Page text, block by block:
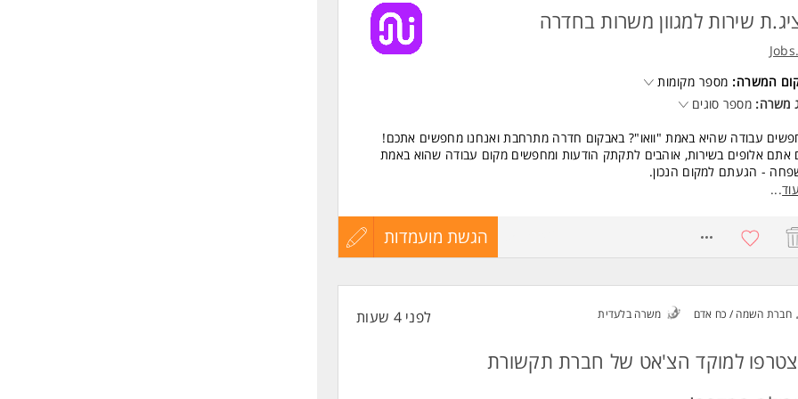
שירות למגוון משרות בחדרה
המשרה: מספר מקומות
משרה: מספר סוגים
עבודה שהיא באמת "וואו"? באבקום חדרה מתרחבת ואנחנו מחפשים אתכם!
אתם אלופים בשירות, אוהבים לתקתק הודעות ומחפשים מקום עבודה שהוא באמת
- הגעתם למקום הנכון.
כדאי לכם להצטרף?
והטבות: בונוסים שווים ותנאים מעולים מהיום הראשון.
מהר: אצלנו הקידום הוא במסלול המהיר.
לתת מענה לחברות המובילות בישראל באווירה כיפית, צעירה ומשפחתית.
לשמוע עוד? שלחו הודעה עכשיו ובואו נדבר!
בשפה העברית
במוקדי שירות לקוחות- יתרון
עוד...
הגשת מועמדות
עדכון
חברת השמה / כח אדם משרה בלעדית לפני 4 שעות
למוקד הצ'אט של חברת תקשורת